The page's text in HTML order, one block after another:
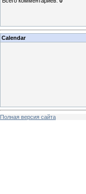
Calendar
Полная версия сайта